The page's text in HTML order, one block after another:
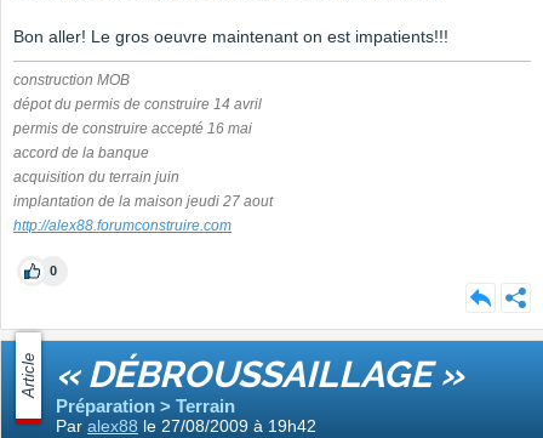
Bon aller! Le gros oeuvre maintenant on est impatients!!!
construction MOB
dépot du permis de construire 14 avril
permis de construire accepté 16 mai
accord de la banque
acquisition du terrain juin
implantation de la maison jeudi 27 aout
http://alex88.forumconstruire.com
0
Article « DÉBROUSSAILLAGE »
Préparation > Terrain
Par alex88 le 27/08/2009 à 19h42